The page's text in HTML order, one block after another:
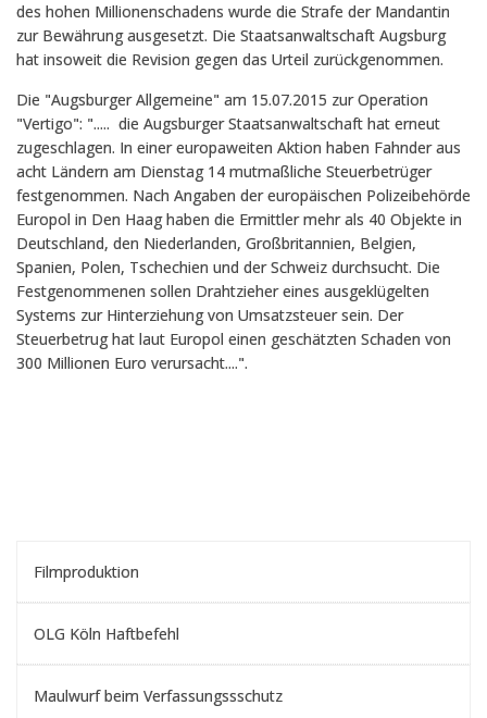
des hohen Millionenschadens wurde die Strafe der Mandantin
zur Bewährung ausgesetzt. Die Staatsanwaltschaft Augsburg
hat insoweit die Revision gegen das Urteil zurückgenommen.
Die "Augsburger Allgemeine" am 15.07.2015 zur Operation
"Vertigo": "..... die Augsburger Staatsanwaltschaft hat erneut
zugeschlagen. In einer europaweiten Aktion haben Fahnder aus
acht Ländern am Dienstag 14 mutmaßliche Steuerbetrüger
festgenommen. Nach Angaben der europäischen Polizeibehörde
Europol in Den Haag haben die Ermittler mehr als 40 Objekte in
Deutschland, den Niederlanden, Großbritannien, Belgien,
Spanien, Polen, Tschechien und der Schweiz durchsucht. Die
Festgenommenen sollen Drahtzieher eines ausgeklügelten
Systems zur Hinterziehung von Umsatzsteuer sein. Der
Steuerbetrug hat laut Europol einen geschätzten Schaden von
300 Millionen Euro verursacht....".
Filmproduktion
OLG Köln Haftbefehl
Maulwurf beim Verfassungssschutz